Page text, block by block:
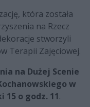
która została
na Rzecz
stworzyli
Terapii Zajęciowej.
na Dużej Scenie
w
15 o godz. 11.